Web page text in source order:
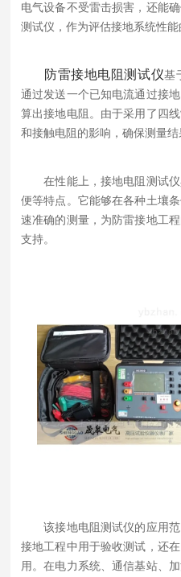
电气设备不受雷击损害，还能
测试仪，作为评估接地系统性
防雷接地电阻测试仪基
通过发送一个已知电流通过接
算出接地电阻。由于采用了四
和接触电阻的影响，确保测量结
在性能上，接地电阻测试仪
便等特点。它能够在各种土壤
速准确的测量，为防雷接地工
支持。
该接地电阻测试仪的应用范
接地工程中用于验收测试，还
用。在电力系统、通信基站、